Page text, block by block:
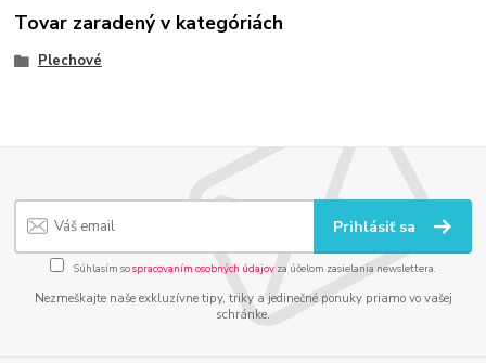
Tovar zaradený v kategóriách
Plechové
Prihlásiť sa
Súhlasím sospracovaním osobných údajov za účelom zasielania newslettera.
Nezmeškajte naše exkluzívne tipy, triky a jedinečné ponuky priamo vo vašej
schránke.